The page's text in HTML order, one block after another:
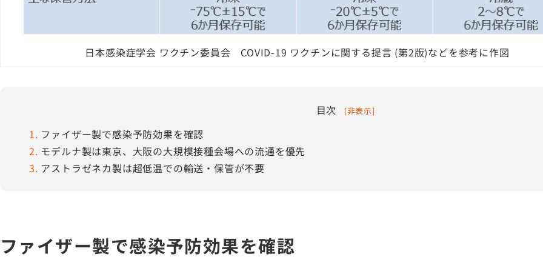
日本感染症学会 ワクチン委員会 COVID-19 ワクチンに関する提言 (第2版)などを参考に作図
目次 [非表示]
1 ファイザー製で感染予防効果を確認
2 モデルナ製は東京、大阪の大規模接種会場への流通を優先
3 アストラゼネカ製は超低温での輸送・保管が不要
ファイザー製で感染予防効果を確認